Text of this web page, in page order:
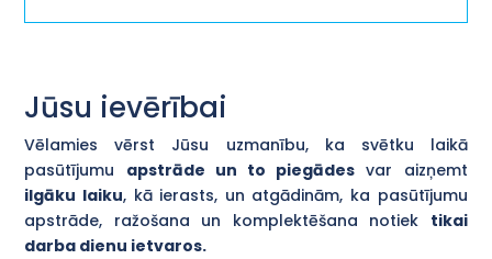
Jūsu ievērībai
Vēlamies vērst Jūsu uzmanību, ka svētku laikā
pasūtījumu apstrāde un to piegādes var aizņemt
ilgāku laiku, kā ierasts, un atgādinām, ka pasūtījumu
apstrāde, ražošana un komplektēšana notiek tikai
darba dienu ietvaros.